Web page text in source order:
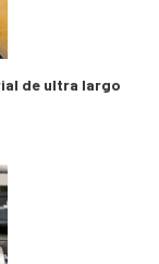
de ultra largo